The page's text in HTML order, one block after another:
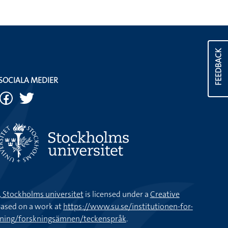
FEEDBACK
MEDIER
universitetis licensed under aCreative
on a work athttps://www.su.se/institutionen-for-
forskningsämnen/teckenspråk.